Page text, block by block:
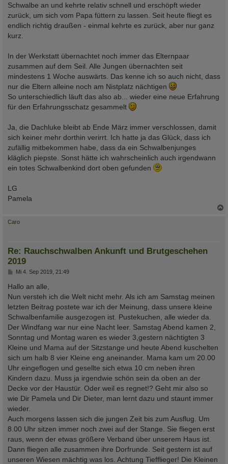
Schwalbe an und kehrte relativ schnell und erschöpft wieder
zurück, um sich vom Papa füttern zu lassen. Seit heute fliegt es
endlich richtig draußen - einmal kehrte es zurück, aber nur ganz
kurz.
In der Werkstatt übernachtet noch immer das Elternpaar
zusammen auf dem Seil. Alle Jungen übernachten seit
mindestens 1 Woche auswärts. Das kenne ich so auch nicht, dass
nur die Eltern alleine noch am Nistplatz nächtigen
So unterschiedlich läuft das also ab... wieder eine neue Erfahrung
für den Erfahrungsschatz gesammelt
Ja, die Dachluke bleibt ab Ende März immer verschlossen, damit
sich keiner mehr dorthin verirrt. Ich hatte ja das Glück, dass ich
zufällig mitbekommen habe, dass da ein Schwalbenjunges
kläglich piepste. Sonst hätte ich wahrscheinlich auch irgendwann
ein totes Schwalbenkind dort oben gefunden
LG
Pamela
Caro
Re: Rauchschwalben Ankunft und Brutgeschehen
2019
B
i
t
r
a
g
Mi 4. Sep 2019, 21:49
Hallo an alle,
Nun versteh ich die Welt nicht mehr. Als ich am Samstag meinen
letzten Beitrag postete war ich der Meinung, dass unsere kleine
Schwalbenfamilie ausgezogen ist. Pustekuchen, alle wieder da.
Der Windfang war nur eine Nacht leer. Samstag Abend kamen 2,
Sonntag und Montag waren es wieder 3,gestern nächtigten 3
Kleine und Mama auf der Sitzstange und heute Abend kuschelten
sich um halb 8 vier Kleine eng aneinander. Mama kam um 20.00
Uhr eingeflogen und gesellte sich etwa 10 cm neben ihren
Kindern dazu. Muss ja irgendwie schön sein da oben an der
Decke vor der Haustür. Oder weil es regnet!? Geht mir also so
wie Dir Pamela und Dir Dieter, man lernt dazu und staunt immer
wieder.
Auch morgens lassen sich die jungen Zeit bis zum Ausflug. Um
8.00 Uhr sitzen immer noch zwei auf der Stange. Sie fliegen erst
raus, wenn der etwas größere Verband über unserem Haus ist.
Dann fliegen alle zusammen ihre Dorfrunde. Seit gestern ist auf
unseren Wiesen mächtig was los. Achtung Tiefflieger! Die Kleinen